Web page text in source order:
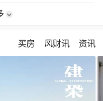
买房 风财讯 资讯